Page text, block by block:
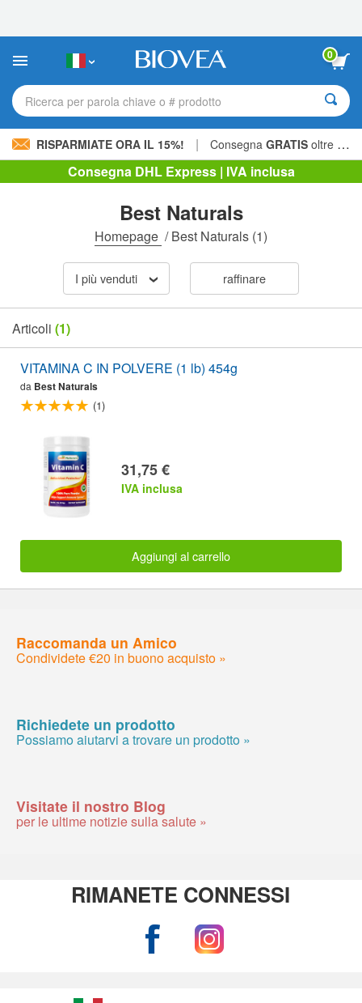
sito
include
sistema
0
Ricerca per parola chiave o # prodotto
RISPARMIATE ORA IL 15%! | Consegna GRATIS oltre 60,00 € »
Consegna DHL Express | IVA inclusa
Best Naturals
Homepage /Best Naturals (1)
I più venduti raffinare
Articoli (1)
VITAMINA C IN POLVERE (1 lb) 454g
da Best Naturals
(1)
31,75 €
IVA inclusa
Aggiungi al carrello
Raccomanda un Amico
Condividete €20 in buono acquisto »
Richiedete un prodotto
Possiamo aiutarvi a trovare un prodotto »
Visitate il nostro Blog
per le ultime notizie sulla salute »
RIMANETE CONNESSI